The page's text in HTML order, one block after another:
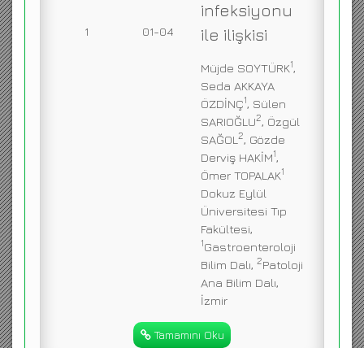
1 01-04
infeksiyonu
ile ilişkisi
Müjde SOYTÜRK1,
Seda AKKAYA
ÖZDİNÇ1, Sülen
SARIOĞLU2, Özgül
SAĞOL 2, Gözde
Derviş HAKİM1,
Ömer TOPALAK1
Dokuz Eylül
Üniversitesi Tıp
Fakültesi,
1Gastroenteroloji
Bilim Dalı, 2Patoloji
Ana Bilim Dalı,
İzmir
Tamamını Oku